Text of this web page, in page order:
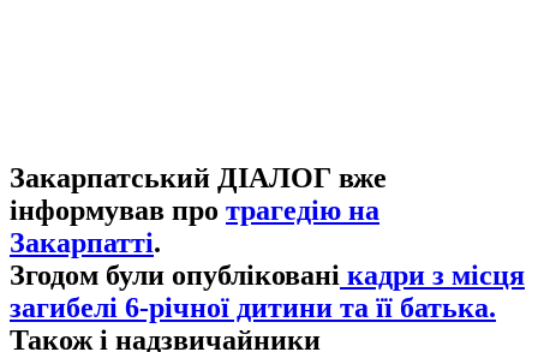
Закарпатський ДІАЛОГ вже
інформував про трагедію на
Закарпатті.
Згодом були опубліковані кадри з місця
загибелі 6-річної дитини та її батька.
Також і надзвичайники